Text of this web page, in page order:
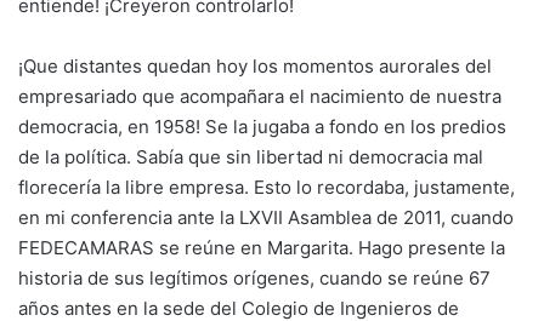
entiende! ¡Creyeron controlarlo!
¡Que distantes quedan hoy los momentos aurorales del
empresariado que acompañara el nacimiento de nuestra
democracia, en 1958! Se la jugaba a fondo en los predios
de la política. Sabía que sin libertad ni democracia mal
florecería la libre empresa. Esto lo recordaba, justamente,
en mi conferencia ante la LXVII Asamblea de 2011, cuando
FEDECAMARAS se reúne en Margarita. Hago presente la
historia de sus legítimos orígenes, cuando se reúne 67
años antes en la sede del Colegio de Ingenieros de